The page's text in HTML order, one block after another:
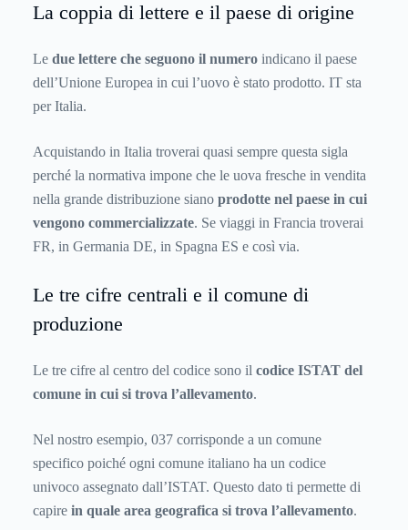
La coppia di lettere e il paese di origine
Le due lettere che seguono il numero indicano il paese
dell’Unione Europea in cui l’uovo è stato prodotto. IT sta
per Italia.
Acquistando in Italia troverai quasi sempre questa sigla
perché la normativa impone che le uova fresche in vendita
nella grande distribuzione siano prodotte nel paese in cui
vengono commercializzate. Se viaggi in Francia troverai
FR, in Germania DE, in Spagna ES e così via.
Le tre cifre centrali e il comune di
produzione
Le tre cifre al centro del codice sono il codice ISTAT del
comune in cui si trova l’allevamento.
Nel nostro esempio, 037 corrisponde a un comune
specifico poiché ogni comune italiano ha un codice
univoco assegnato dall’ISTAT. Questo dato ti permette di
capire in quale area geografica si trova l’allevamento.